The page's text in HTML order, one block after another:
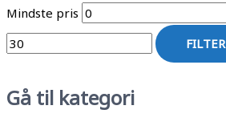
Mindste pris
FILTER
Gå til kategori